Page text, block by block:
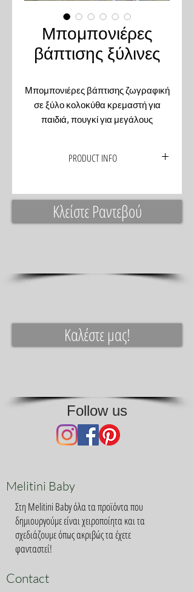
Μπομπονιέρες
βάπτισης ξύλινες
Μπομπονιέρες βάπτισης ζωγραφική
σε ξύλο κολοκύθα κρεμαστή για
παιδιά, πουγκί για μεγάλους
PRODUCT INFO
σε ξύλο στα σχεδια και χρώματα που
θέλετε
Κλείστε Ραντεβού
Καλέστε μας!
Follow us
Melitini Baby
Στη Melitini Baby όλα τα προϊόντα που
δημιουργούμε είναι χειροποίητα και τα
σχεδιάζουμε όπως ακριβώς τα έχετε
φανταστεί!
Contact